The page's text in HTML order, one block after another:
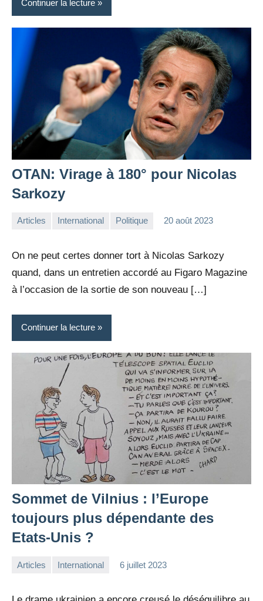
Continuer la lecture
OTAN: Virage à 180° pour Nicolas
Sarkozy
Articles International Politique 20 août 2023
On ne peut certes donner tort à Nicolas Sarkozy
quand, dans un entretien accordé au Figaro Magazine
à l’occasion de la sortie de son nouveau […]
Continuer la lecture
Sommet de Vilnius : l’Europe
toujours plus dépendante des
Etats-Unis ?
Articles International 6 juillet 2023